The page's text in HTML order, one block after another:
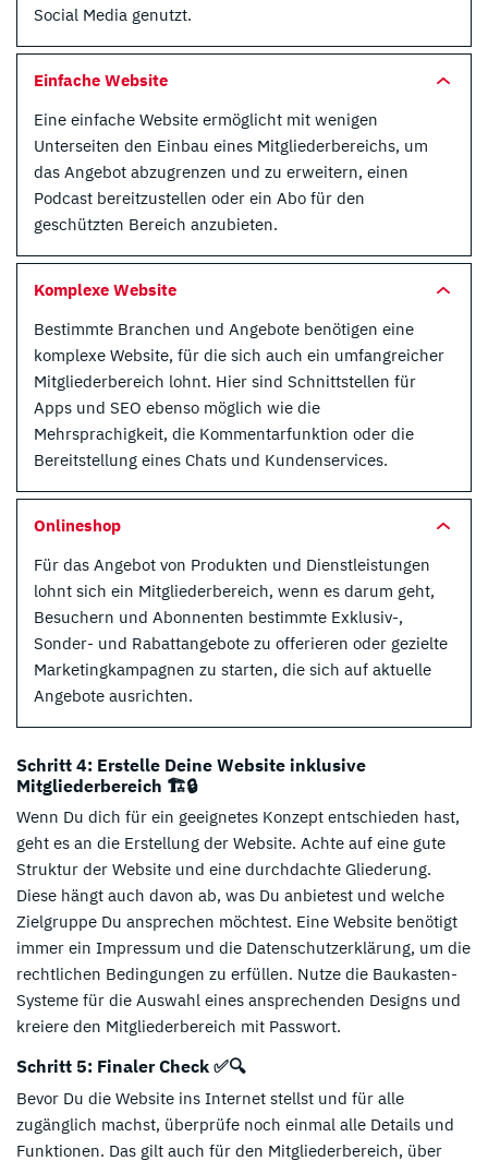
Social Media genutzt.
Einfache Website
Eine einfache Website ermöglicht mit wenigen
Unterseiten den Einbau eines Mitgliederbereichs, um
das Angebot abzugrenzen und zu erweitern, einen
Podcast bereitzustellen oder ein Abo für den
geschützten Bereich anzubieten.
Komplexe Website
Bestimmte Branchen und Angebote benötigen eine
komplexe Website, für die sich auch ein umfangreicher
Mitgliederbereich lohnt. Hier sind Schnittstellen für
Apps und SEO ebenso möglich wie die
Mehrsprachigkeit, die Kommentarfunktion oder die
Bereitstellung eines Chats und Kundenservices.
Onlineshop
Für das Angebot von Produkten und Dienstleistungen
lohnt sich ein Mitgliederbereich, wenn es darum geht,
Besuchern und Abonnenten bestimmte Exklusiv-,
Sonder- und Rabattangebote zu offerieren oder gezielte
Marketingkampagnen zu starten, die sich auf aktuelle
Angebote ausrichten.
Schritt 4: Erstelle Deine Website inklusive
Mitgliederbereich 🏗️🔒
Wenn Du dich für ein geeignetes Konzept entschieden hast,
geht es an die Erstellung der Website. Achte auf eine gute
Struktur der Website und eine durchdachte Gliederung.
Diese hängt auch davon ab, was Du anbietest und welche
Zielgruppe Du ansprechen möchtest. Eine Website benötigt
immer ein Impressum und die Datenschutzerklärung, um die
rechtlichen Bedingungen zu erfüllen. Nutze die Baukasten-
Systeme für die Auswahl eines ansprechenden Designs und
kreiere den Mitgliederbereich mit Passwort.
Schritt 5: Finaler Check ✅🔍
Bevor Du die Website ins Internet stellst und für alle
zugänglich machst, überprüfe noch einmal alle Details und
Funktionen. Das gilt auch für den Mitgliederbereich, über